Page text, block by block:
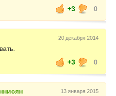
+3
0
20 декабря 2014
+3
0
13 января 2015